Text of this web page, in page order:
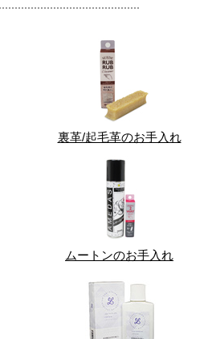
裏革/起毛革のお手入れ
ムートンのお手入れ